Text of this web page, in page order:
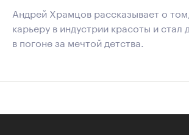
Андрей Храмцов рассказывает о
карьеру в индустрии красоты и стал
в погоне за мечтой детства.